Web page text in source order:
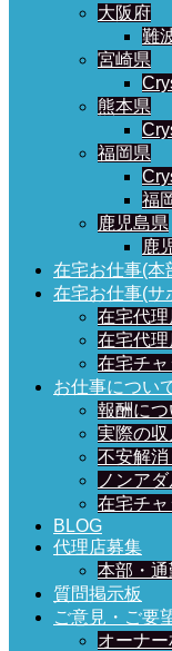
大阪府
難
宮崎県
熊本県
福岡県
福
鹿児島県
鹿
在宅お仕事(本
在宅お仕事(サ
在宅代
在宅代
在宅チャ
お仕事につい
報酬につ
実際の収
不安解消
ノンア
在宅チ
BLOG
代理店募集
本部・
質問掲示板
ご意見・ご要
オーナ